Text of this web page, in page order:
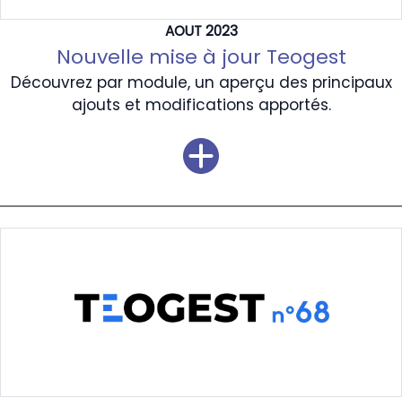
AOUT 2023
Nouvelle mise à jour Teogest
Découvrez par module, un aperçu des principaux
ajouts et modifications apportés.